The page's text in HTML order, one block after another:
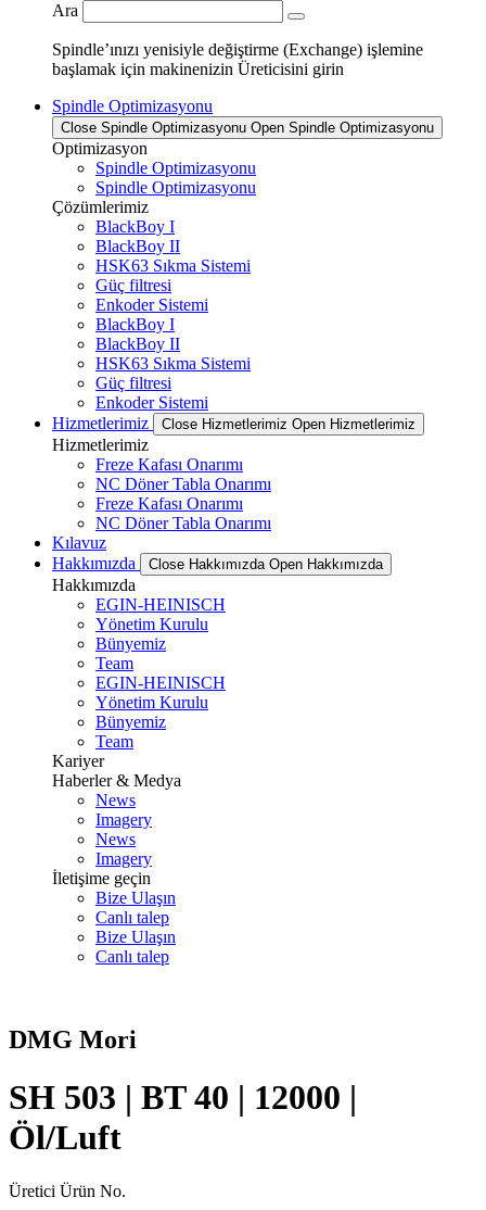
Ara
Spindle’ınızı yenisiyle değiştirme (Exchange) işlemine
başlamak için makinenizin Üreticisini girin
Spindle Optimizasyonu
Close Spindle Optimizasyonu Open Spindle Optimizasyonu
Optimizasyon
Spindle Optimizasyonu
Spindle Optimizasyonu
Çözümlerimiz
BlackBoy I
BlackBoy II
HSK63 Sıkma Sistemi
Güç filtresi
Enkoder Sistemi
BlackBoy I
BlackBoy II
HSK63 Sıkma Sistemi
Güç filtresi
Enkoder Sistemi
Hizmetlerimiz
Close Hizmetlerimiz Open Hizmetlerimiz
Hizmetlerimiz
Freze Kafası Onarımı
NC Döner Tabla Onarımı
Freze Kafası Onarımı
NC Döner Tabla Onarımı
Kılavuz
Hakkımızda
Close Hakkımızda Open Hakkımızda
Hakkımızda
EGIN-HEINISCH
Yönetim Kurulu
Bünyemiz
Team
EGIN-HEINISCH
Yönetim Kurulu
Bünyemiz
Team
Kariyer
Haberler & Medya
News
Imagery
News
Imagery
İletişime geçin
Bize Ulaşın
Canlı talep
Bize Ulaşın
Canlı talep
DMG Mori
SH 503 | BT 40 | 12000 |
Öl/Luft
Üretici Ürün No.